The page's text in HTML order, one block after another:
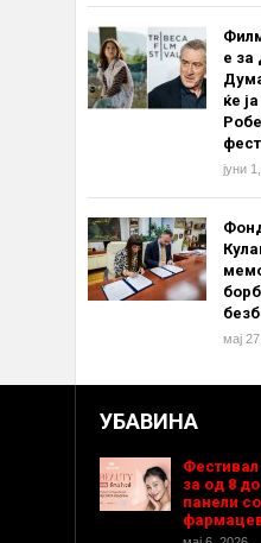
е за
ќе
јуни
мај
УБАВИНА
Фестивал
за од 8
панели